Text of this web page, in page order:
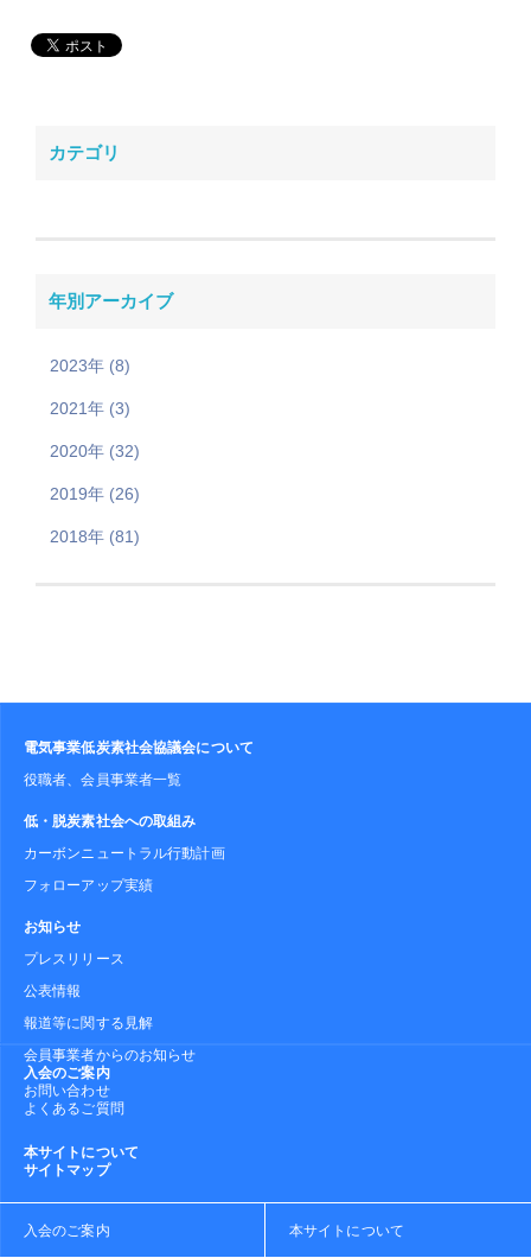
カテゴリ
年別アーカイブ
2023年 (8)
2021年 (3)
2020年 (32)
2019年 (26)
2018年 (81)
電気事業低炭素社会協議会について
役職者、会員事業者一覧
低・脱炭素社会への取組み
カーボンニュートラル行動計画
フォローアップ実績
お知らせ
プレスリリース
公表情報
報道等に関する見解
会員事業者からのお知らせ
入会のご案内
お問い合わせ
よくあるご質問
本サイトについて
サイトマップ
入会のご案内 本サイトについて